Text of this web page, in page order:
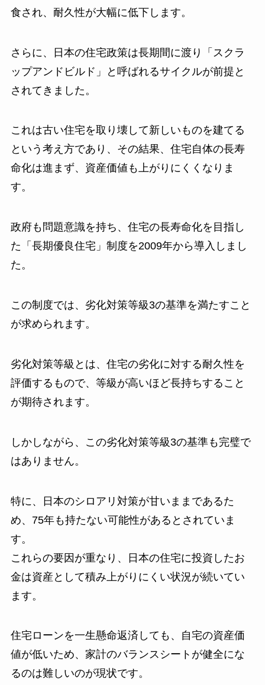
食され、耐久性が大幅に低下します。
さらに、日本の住宅政策は長期間に渡り「スクラ
ップアンドビルド」と呼ばれるサイクルが前提と
されてきました。
これは古い住宅を取り壊して新しいものを建てる
という考え方であり、その結果、住宅自体の長寿
命化は進まず、資産価値も上がりにくくなりま
す。
政府も問題意識を持ち、住宅の長寿命化を目指し
た「長期優良住宅」制度を2009年から導入しまし
た。
この制度では、劣化対策等級3の基準を満たすこと
が求められます。
劣化対策等級とは、住宅の劣化に対する耐久性を
評価するもので、等級が高いほど長持ちすること
が期待されます。
しかしながら、この劣化対策等級3の基準も完璧で
はありません。
特に、日本のシロアリ対策が甘いままであるた
め、75年も持たない可能性があるとされていま
す。
これらの要因が重なり、日本の住宅に投資したお
金は資産として積み上がりにくい状況が続いてい
ます。
住宅ローンを一生懸命返済しても、自宅の資産価
値が低いため、家計のバランスシートが健全にな
るのは難しいのが現状です。